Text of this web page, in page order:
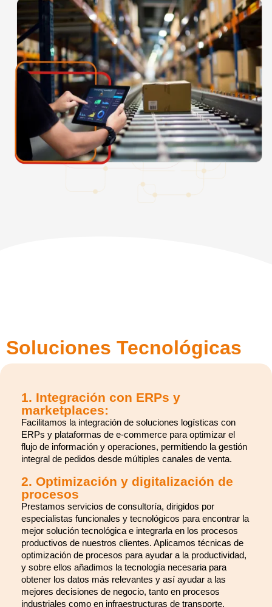
Soluciones Tecnológicas
1. Integración con ERPs y
marketplaces:
Facilitamos la integración de soluciones logísticas con
ERPs y plataformas de e-commerce para optimizar el
flujo de información y operaciones, permitiendo la gestión
integral de pedidos desde múltiples canales de venta.
2. Optimización y digitalización de
procesos
Prestamos servicios de consultoría, dirigidos por
especialistas funcionales y tecnológicos para encontrar la
mejor solución tecnológica e integrarla en los procesos
productivos de nuestros clientes. Aplicamos técnicas de
optimización de procesos para ayudar a la productividad,
y sobre ellos añadimos la tecnología necesaria para
obtener los datos más relevantes y así ayudar a las
mejores decisiones de negocio, tanto en procesos
industriales como en infraestructuras de transporte.